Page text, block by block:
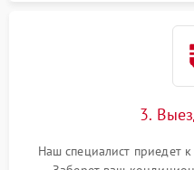
3.
Наш специалист приедет